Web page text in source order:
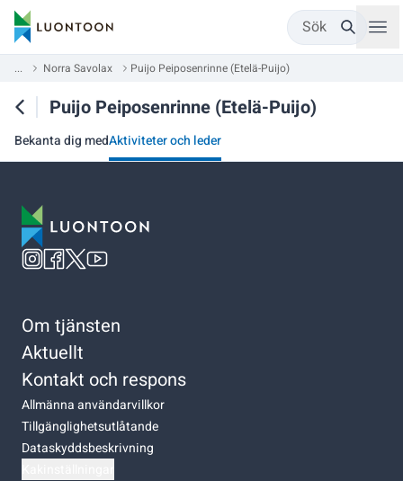
Sök
... Norra Savolax Puijo Peiposenrinne (Etelä-Puijo)
Puijo Peiposenrinne (Etelä-Puijo)
Bekanta dig medAktiviteter och leder
Om tjänsten
Aktuellt
Kontakt och respons
Allmänna användarvillkor
Tillgänglighetsutlåtande
Dataskyddsbeskrivning